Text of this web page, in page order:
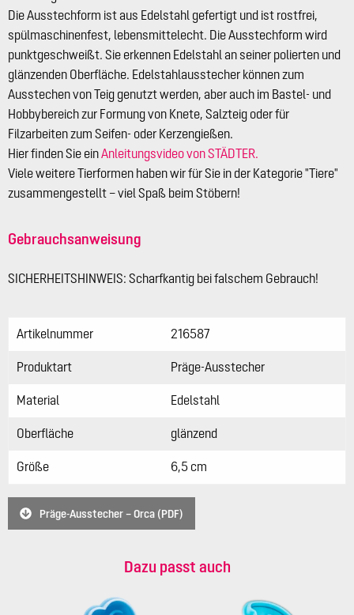
Die Ausstechform ist aus Edelstahl gefertigt und ist rostfrei,
spülmaschinenfest, lebensmittelecht. Die Ausstechform wird
punktgeschweißt. Sie erkennen Edelstahl an seiner polierten und
glänzenden Oberfläche. Edelstahlausstecher können zum
Ausstechen von Teig genutzt werden, aber auch im Bastel- und
Hobbybereich zur Formung von Knete, Salzteig oder für
Filzarbeiten zum Seifen- oder Kerzengießen.
Hier finden Sie einAnleitungsvideo von STÄDTER.
Viele weitere Tierformen haben wir für Sie in der Kategorie "Tiere"
zusammengestellt – viel Spaß beim Stöbern!
Gebrauchsanweisung
SICHERHEITSHINWEIS: Scharfkantig bei falschem Gebrauch!
Artikelnummer 216587
Produktart Präge-Ausstecher
Material Edelstahl
Oberfläche glänzend
Größe 6,5 cm
Präge-Ausstecher – Orca (PDF)
Dazu passt auch